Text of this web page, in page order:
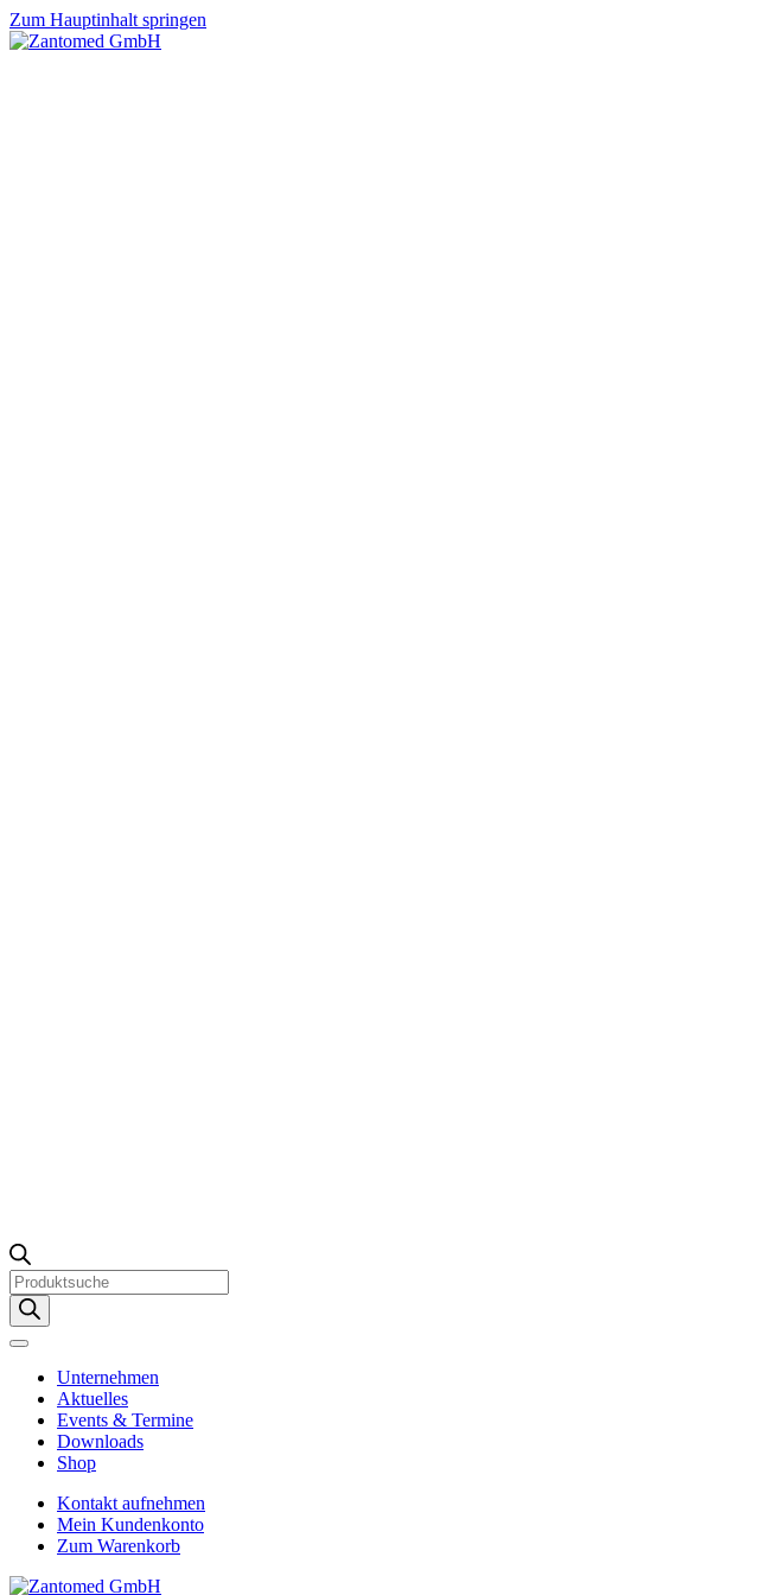
Zum Hauptinhalt springen
Products
search
Unternehmen
Aktuelles
Events & Termine
Downloads
Shop
Kontakt aufnehmen
Mein Kundenkonto
Zum Warenkorb